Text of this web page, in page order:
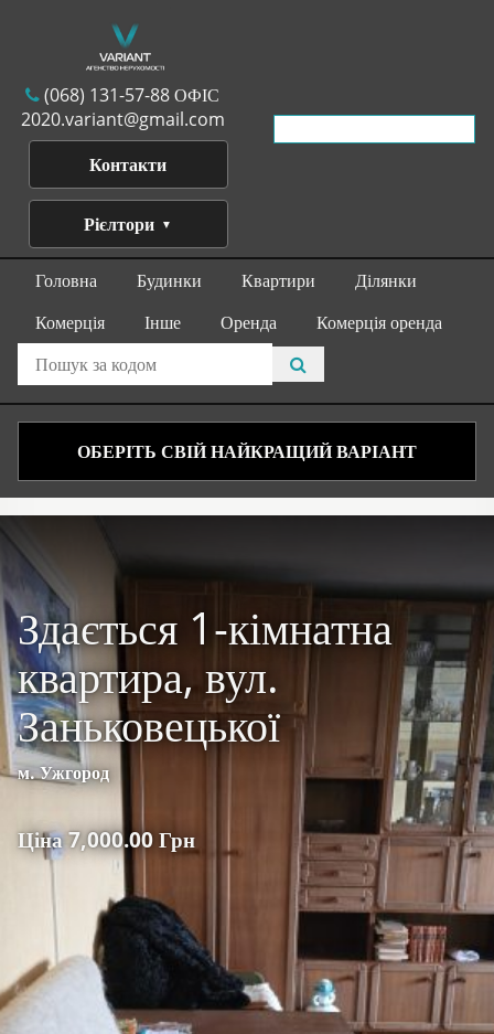
(068) 131-57-88 ОФІС
2020.variant@gmail.com
Контакти
Рієлтори
Головна Будинки Квартири
Ділянки
Комерція
Інше Оренда Комерція оренда
ОБЕРІТЬ СВІЙ НАЙКРАЩИЙ ВАРІАНТ
Здається 1-кімнатна
квартира, вул.
Заньковецької
м. Ужгород
Ціна 7,000.00 Грн